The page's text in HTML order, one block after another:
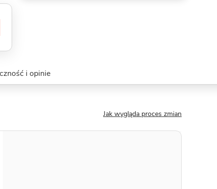
i opinie
Jak wygląda proces zmian